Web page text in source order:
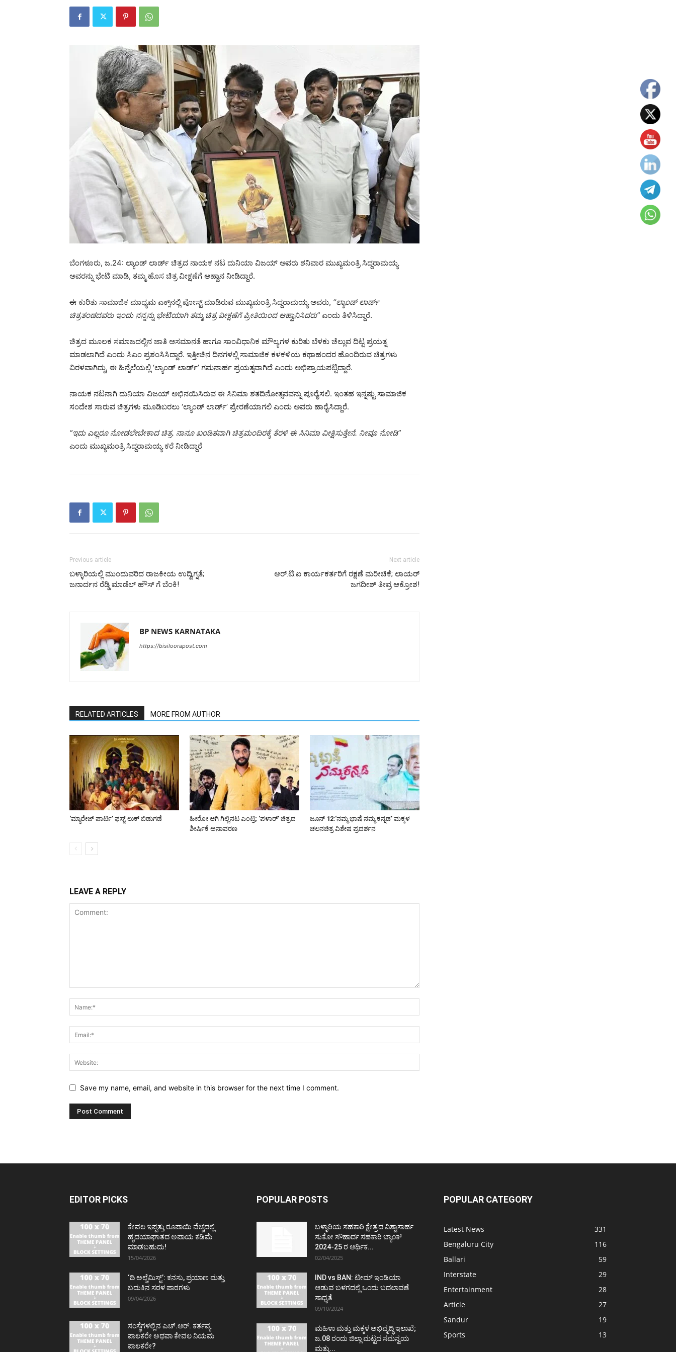
ಬೆಂಗಳೂರು, ಜ.24: ಲ್ಯಾಂಡ್ ಲಾರ್ಡ್ ಚಿತ್ರದ ನಾಯಕ ನಟ ದುನಿಯಾ ವಿಜಯ್ ಅವರು ಶನಿವಾರ ಮುಖ್ಯಮಂತ್ರಿ ಸಿದ್ದರಾಮಯ್ಯ
ಅವರನ್ನು ಭೇಟಿ ಮಾಡಿ, ತಮ್ಮ ಹೊಸ ಚಿತ್ರ ವೀಕ್ಷಣೆಗೆ ಆಹ್ವಾನ ನೀಡಿದ್ದಾರೆ.
ಈ ಕುರಿತು ಸಾಮಾಜಿಕ ಮಾಧ್ಯಮ ಎಕ್ಸ್‌ನಲ್ಲಿ ಪೋಸ್ಟ್ ಮಾಡಿರುವ ಮುಖ್ಯಮಂತ್ರಿ ಸಿದ್ದರಾಮಯ್ಯ ಅವರು, “ಲ್ಯಾಂಡ್ ಲಾರ್ಡ್
ಚಿತ್ರತಂಡದವರು ಇಂದು ನನ್ನನ್ನು ಭೇಟಿಯಾಗಿ ತಮ್ಮ ಚಿತ್ರ ವೀಕ್ಷಣೆಗೆ ಪ್ರೀತಿಯಿಂದ ಆಹ್ವಾನಿಸಿದರು” ಎಂದು ತಿಳಿಸಿದ್ದಾರೆ.
ಚಿತ್ರದ ಮೂಲಕ ಸಮಾಜದಲ್ಲಿನ ಜಾತಿ ಅಸಮಾನತೆ ಹಾಗೂ ಸಾಂವಿಧಾನಿಕ ಮೌಲ್ಯಗಳ ಕುರಿತು ಬೆಳಕು ಚೆಲ್ಲುವ ದಿಟ್ಟ ಪ್ರಯತ್ನ
ಮಾಡಲಾಗಿದೆ ಎಂದು ಸಿಎಂ ಪ್ರಶಂಸಿಸಿದ್ದಾರೆ. ಇತ್ತೀಚಿನ ದಿನಗಳಲ್ಲಿ ಸಾಮಾಜಿಕ ಕಳಕಳಿಯ ಕಥಾಹಂದರ ಹೊಂದಿರುವ ಚಿತ್ರಗಳು
ವಿರಳವಾಗಿದ್ದು, ಈ ಹಿನ್ನೆಲೆಯಲ್ಲಿ ‘ಲ್ಯಾಂಡ್ ಲಾರ್ಡ್’ ಗಮನಾರ್ಹ ಪ್ರಯತ್ನವಾಗಿದೆ ಎಂದು ಅಭಿಪ್ರಾಯಪಟ್ಟಿದ್ದಾರೆ.
ನಾಯಕ ನಟನಾಗಿ ದುನಿಯಾ ವಿಜಯ್ ಅಭಿನಯಿಸಿರುವ ಈ ಸಿನಿಮಾ ಶತದಿನೋತ್ಸವವನ್ನು ಪೂರೈಸಲಿ. ಇಂತಹ ಇನ್ನಷ್ಟು ಸಾಮಾಜಿಕ
ಸಂದೇಶ ಸಾರುವ ಚಿತ್ರಗಳು ಮೂಡಿಬರಲು ‘ಲ್ಯಾಂಡ್ ಲಾರ್ಡ್’ ಪ್ರೇರಣೆಯಾಗಲಿ ಎಂದು ಅವರು ಹಾರೈಸಿದ್ದಾರೆ.
“ಇದು ಎಲ್ಲರೂ ನೋಡಲೇಬೇಕಾದ ಚಿತ್ರ. ನಾನೂ ಖಂಡಿತವಾಗಿ ಚಿತ್ರಮಂದಿರಕ್ಕೆ ತೆರಳಿ ಈ ಸಿನಿಮಾ ವೀಕ್ಷಿಸುತ್ತೇನೆ. ನೀವೂ ನೋಡಿ”
ಎಂದು ಮುಖ್ಯಮಂತ್ರಿ ಸಿದ್ದರಾಮಯ್ಯ ಕರೆ ನೀಡಿದ್ದಾರೆ
Previous article
ಬಳ್ಳಾರಿಯಲ್ಲಿ ಮುಂದುವರಿದ ರಾಜಕೀಯ ಉದ್ವಿಗ್ನತೆ;
ಜನಾರ್ದನ ರೆಡ್ಡಿ ಮಾಡೆಲ್‌ ಹೌಸ್ ಗೆ ಬೆಂಕಿ!
Next article
ಆರ್.ಟಿ.ಐ ಕಾರ್ಯಕರ್ತರಿಗೆ ರಕ್ಷಣೆ ಮರೀಚಿಕೆ; ಲಾಯರ್
ಜಗದೀಶ್ ತೀವ್ರ ಆಕ್ರೋಶ!
BP NEWS KARNATAKA
https://bisiloorapost.com
RELATED ARTICLES MORE FROM AUTHOR
‘ಮ್ಯಾರೇಜ್ ಪಾರ್ಟಿ’ ಫಸ್ಟ್ ಲುಕ್‌ ಬಿಡುಗಡೆ
ಹೀರೋ ಆಗಿ ಗಿಲ್ಲಿನಟ ಎಂಟ್ರಿ; ‘ಪಳಾರ್’ ಚಿತ್ರದ
ಶೀರ್ಷಿಕೆ ಅನಾವರಣ
ಜೂನ್ 12:‘ನಮ್ಮ ಭಾಷೆ ನಮ್ಮ ಕನ್ನಡ’ ಮಕ್ಕಳ
ಚಲನಚಿತ್ರ ವಿಶೇಷ ಪ್ರದರ್ಶನ
LEAVE A REPLY
Save my name, email, and website in this browser for the next time I comment.
EDITOR PICKS
ಕೇವಲ ಇಪ್ಪತ್ತು ರೂಪಾಯಿ ವೆಚ್ಚದಲ್ಲಿ
ಹೃದಯಾಘಾತದ ಅಪಾಯ ಕಡಿಮೆ
ಮಾಡಬಹುದು!
15/04/2026
‘ದಿ ಅಲ್ಚೆಮಿಸ್ಟ್’: ಕನಸು, ಪ್ರಯಾಣ ಮತ್ತು
ಬದುಕಿನ ಸರಳ ಪಾಠಗಳು
09/04/2026
ಸಂಸ್ಥೆಗಳಲ್ಲಿನ ಎಚ್.ಆರ್. ಕರ್ತವ್ಯ
ಪಾಲಕರೇ ಅಥವಾ ಕೇವಲ ನಿಯಮ
ಪಾಲಕರೇ?
POPULAR POSTS
ಬಳ್ಳಾರಿಯ ಸಹಕಾರಿ ಕ್ಷೇತ್ರದ ವಿಶ್ವಾಸಾರ್ಹ
ಸುಕೋ ಸೌಹಾರ್ದ ಸಹಕಾರಿ ಬ್ಯಾಂಕ್
2024-25 ರ ಆರ್ಥಿಕ...
02/04/2025
IND vs BAN: ಟೀಮ್ ಇಂಡಿಯಾ
ಆಡುವ ಬಳಗದಲ್ಲಿ ಒಂದು ಬದಲಾವಣೆ
ಸಾಧ್ಯತೆ
09/10/2024
ಮಹಿಳಾ ಮತ್ತು ಮಕ್ಕಳ ಅಭಿವೃದ್ಧಿ ಇಲಾಖೆ;
ಜ.08 ರಂದು ಜಿಲ್ಲಾ ಮಟ್ಟದ ಸಮನ್ವಯ
ಮತ್ತು...
POPULAR CATEGORY
Latest News
331
Bengaluru City
116
Ballari
59
Interstate
29
Entertainment
28
Article
27
Sandur
19
Sports
13